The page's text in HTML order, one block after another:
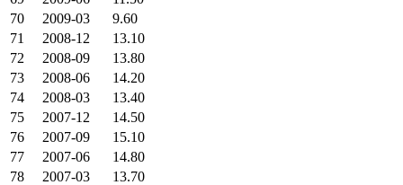
70
2009-03
9.60
71
2008-12
13.10
72
2008-09
13.80
73
2008-06
14.20
74
2008-03
13.40
75
2007-12
14.50
76
2007-09
15.10
77
2007-06
14.80
78
2007-03
13.70